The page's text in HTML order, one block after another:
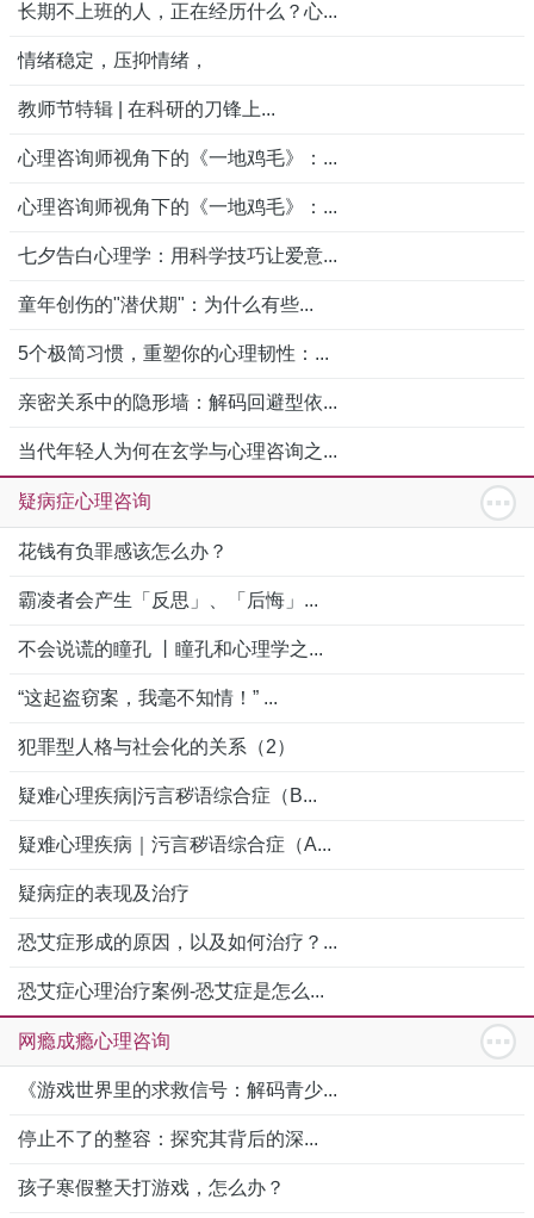
长期不上班的人，正在经历什么？心...
情绪稳定，压抑情绪，
教师节特辑 | 在科研的刀锋上...
心理咨询师视角下的《一地鸡毛》：...
心理咨询师视角下的《一地鸡毛》：...
七夕告白心理学：用科学技巧让爱意...
童年创伤的"潜伏期"：为什么有些...
5个极简习惯，重塑你的心理韧性：...
亲密关系中的隐形墙：解码回避型依...
当代年轻人为何在玄学与心理咨询之...
疑病症心理咨询
花钱有负罪感该怎么办？
霸凌者会产生「反思」、「后悔」...
不会说谎的瞳孔 丨瞳孔和心理学之...
“这起盗窃案，我毫不知情！” ...
犯罪型人格与社会化的关系（2）
疑难心理疾病|污言秽语综合症（B...
疑难心理疾病｜污言秽语综合症（A...
疑病症的表现及治疗
恐艾症形成的原因，以及如何治疗？...
恐艾症心理治疗案例-恐艾症是怎么...
网瘾成瘾心理咨询
《游戏世界里的求救信号：解码青少...
停止不了的整容：探究其背后的深...
孩子寒假整天打游戏，怎么办？